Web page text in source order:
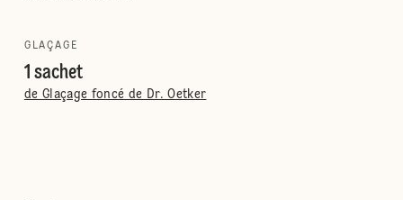
GLAÇAGE
1 sachet
de Glaçage foncé de Dr. Oetker